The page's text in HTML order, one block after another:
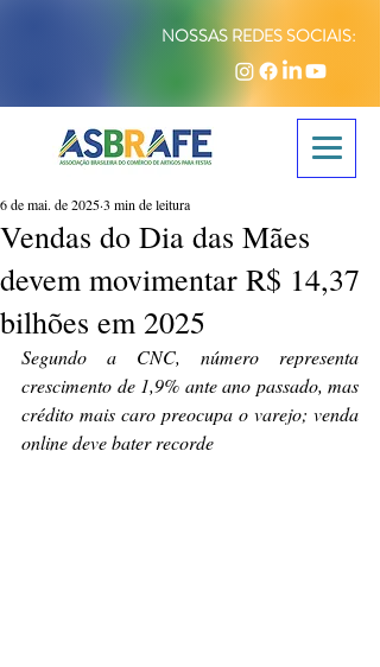
NOSSAS REDES SOCIAIS:
Vendas do Dia das Mães
devem movimentar R$ 14,37
bilhões em 2025
6 de mai. de 20253 min de leitura
Segundo a CNC, número representa
crescimento de 1,9% ante ano passado, mas
crédito mais caro preocupa o varejo; venda
online deve bater recorde